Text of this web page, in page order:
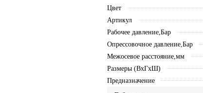
Цвет
Артикул
Рабочее давление,Бар
Опрессовочное давление,Бар
Межосевое расстояние,мм
Размеры (ВхГхШ)
Предназначение